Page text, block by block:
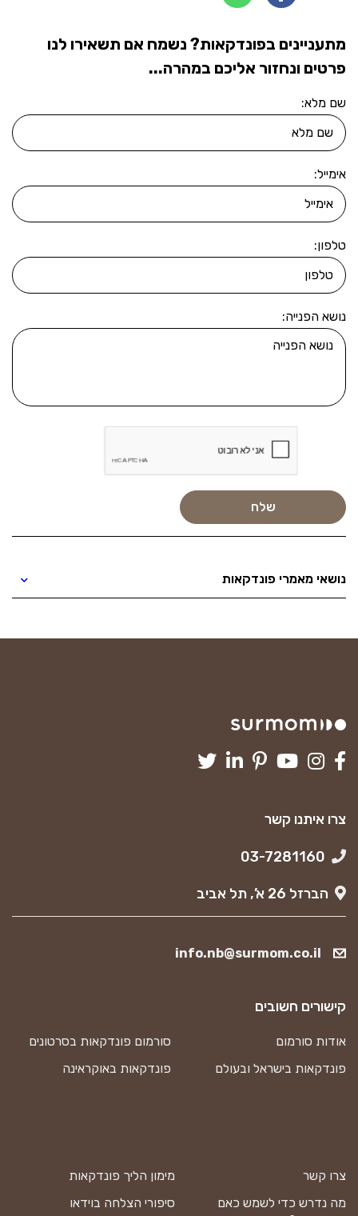
מתעניינים בפונדקאות? נשמח אם תשאירו לנו
פרטים ונחזור אליכם במהרה...
שם מלא:
אימייל:
טלפון:
נושא הפנייה:
נושאי מאמרי פונדקאות
צרו איתנו קשר
הברזל 26 א’, תל אביב
info.nb@surmom.co.il
צרו קשר
מה נדרש כדי לשמש כאם
מימון הליך פונדקאות
סיפורי הצלחה בוידאו
קישורים חשובים
אודות סורמום
סורמום פונדקאות בסרטונים
פונדקאות בישראל ובעולם
פונדקאות באוקראינה